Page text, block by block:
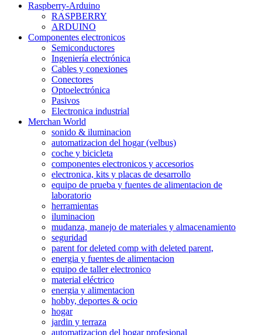
Raspberry-Arduino
RASPBERRY
ARDUINO
Componentes electronicos
Semiconductores
Ingeniería electrónica
Cables y conexiones
Conectores
Optoelectrónica
Pasivos
Electronica industrial
Merchan World
sonido & iluminacion
automatizacion del hogar (velbus)
coche y bicicleta
componentes electronicos y accesorios
electronica, kits y placas de desarrollo
equipo de prueba y fuentes de alimentacion de
laboratorio
herramientas
iluminacion
mudanza, manejo de materiales y almacenamiento
seguridad
parent for deleted comp with deleted parent,
energia y fuentes de alimentacion
equipo de taller electronico
material eléctrico
energia y alimentacion
hobby, deportes & ocio
hogar
jardin y terraza
automatizacion del hogar profesional